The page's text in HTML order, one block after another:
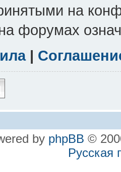
на
форумах
|
by phpBB ©
Русская